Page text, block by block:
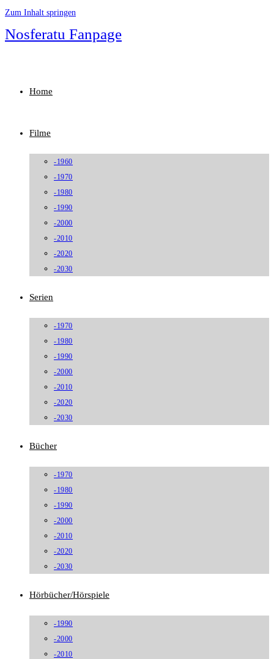
Zum Inhalt springen
Nosferatu Fanpage
Home
Filme
-1960
-1970
-1980
-1990
-2000
-2010
-2020
-2030
Serien
-1970
-1980
-1990
-2000
-2010
-2020
-2030
Bücher
-1970
-1980
-1990
-2000
-2010
-2020
-2030
Hörbücher/Hörspiele
-1990
-2000
-2010